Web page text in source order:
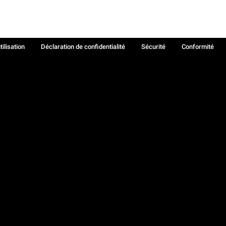
Déclaration de confidentialité Sécurité
Conformité